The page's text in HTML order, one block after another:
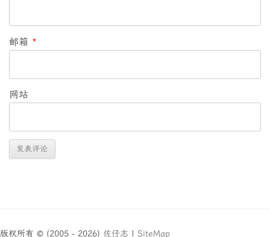
邮箱 *
网站
版权所有 © (2005 - 2026) 佐仔志 | SiteMap